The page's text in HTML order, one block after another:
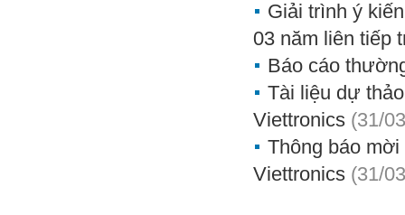
Giải trình ý
03 năm liên tiếp
Báo cáo
Tài liệu dự
Viettronics (31/
Thông báo
Viettronics (31/